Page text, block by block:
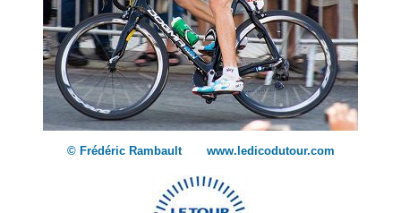
© Frédéric Rambault www.ledicodutour.com